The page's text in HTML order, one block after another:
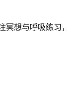
想与呼吸练习，